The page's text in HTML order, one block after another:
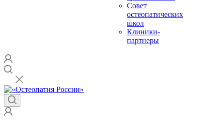
Совет
остеопатических
школ
Клиники-
партнеры